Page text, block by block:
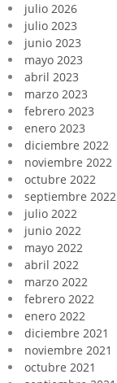
julio 2026
julio 2023
junio 2023
mayo 2023
abril 2023
marzo 2023
febrero 2023
enero 2023
diciembre 2022
noviembre 2022
octubre 2022
septiembre 2022
julio 2022
junio 2022
mayo 2022
abril 2022
marzo 2022
febrero 2022
enero 2022
diciembre 2021
noviembre 2021
octubre 2021